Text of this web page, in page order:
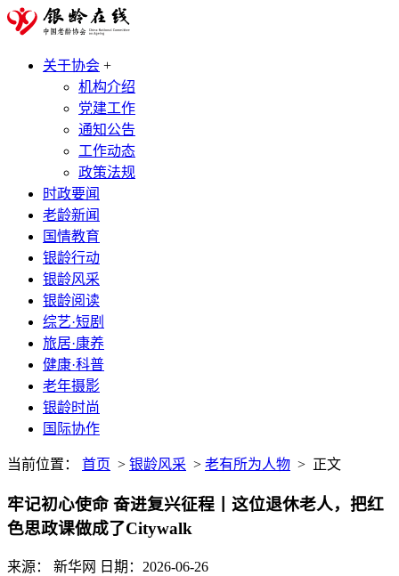
关于协会 +
机构介绍
党建工作
通知公告
工作动态
政策法规
时政要闻
老龄新闻
国情教育
银龄行动
银龄风采
银龄阅读
综艺·短剧
旅居·康养
健康·科普
老年摄影
银龄时尚
国际协作
当前位置： 首页 > 银龄风采 > 老有所为人物 > 正文
牢记初心使命 奋进复兴征程丨这位退休老人，把红
色思政课做成了Citywalk
来源： 新华网 日期：2026-06-26